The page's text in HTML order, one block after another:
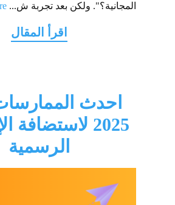
المجانية؟". ولكن بعد تجربة ش...
احدث
2025 لاستضافة
الرسمية